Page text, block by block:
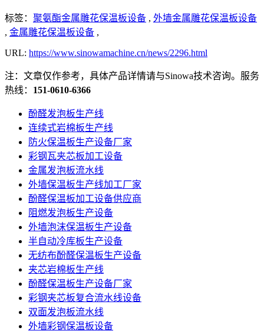
标签： 聚氨酯金属雕花保温板设备 , 外墙金属雕花保温板设备
, 金属雕花保温板设备 ,
URL: https://www.sinowamachine.cn/news/2296.html
注：文章仅作参考，具体产品详情请与Sinowa技术咨询。服务
热线： 151-0610-6366
酚醛发泡板生产线
连续式岩棉板生产线
防火保温板生产设备厂家
彩钢瓦夹芯板加工设备
金属发泡板流水线
外墙保温板生产线加工厂家
酚醛保温板加工设备供应商
阻燃发泡板生产设备
外墙泡沫保温板生产设备
半自动冷库板生产设备
无纺布酚醛保温板生产设备
夹芯岩棉板生产线
酚醛保温板生产设备厂家
彩钢夹芯板复合流水线设备
双面发泡板流水线
外墙彩钢保温板设备